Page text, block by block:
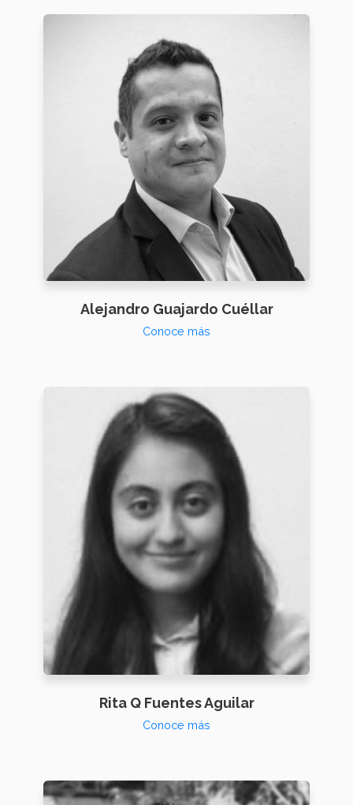
Alejandro Guajardo Cuéllar
Conoce más
Rita Q Fuentes Aguilar
Conoce más